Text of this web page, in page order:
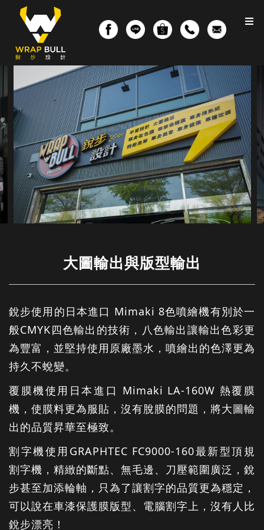
大圖輸出與版型輸出
銳步使用的日本進口 Mimaki 8色噴繪機有別於一
般CMYK四色輸出的技術，八色輸出讓輸出色彩更
為豐富，並堅持使用原廠墨水，噴繪出的色澤更為
持久不蛻變。
覆膜機使用日本進口 Mimaki LA-160W 熱覆膜
機，使膜料更為服貼，沒有脫膜的問題，將大圖輸
出的品質昇華至極致。
割字機使用GRAPHTEC FC9000-160最新型頂規
割字機，精緻的斷點、無毛邊、刀壓範圍廣泛，銳
步甚至加添輪軸，只為了讓割字的品質更為穩定，
可以說在車漆保護膜版型、電腦割字上，沒有人比
銳步漂亮！